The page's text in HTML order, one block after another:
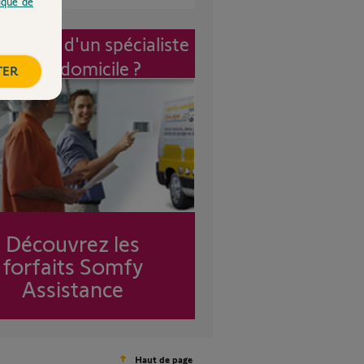
d'un spécialiste
à mon domicile ?
Découvrez les
forfaits Somfy
Assistance
Haut de page